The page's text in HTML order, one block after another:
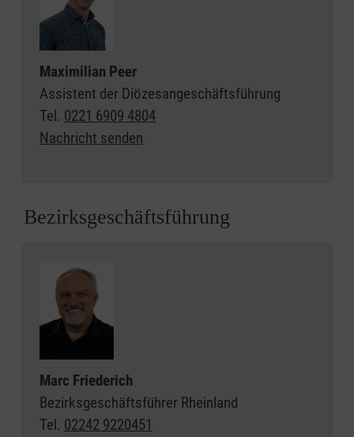
Maximilian Peer
Assistent der Diözesangeschäftsführung
Tel. 0221 6909 4804
Nachricht senden
Bezirksgeschäftsführung
Marc Friederich
Bezirksgeschäftsführer Rheinland
Tel. 02242 9220451